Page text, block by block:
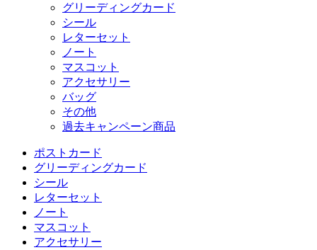
グリーディングカード
シール
レターセット
ノート
マスコット
アクセサリー
バッグ
その他
過去キャンペーン商品
ポストカード
グリーディングカード
シール
レターセット
ノート
マスコット
アクセサリー